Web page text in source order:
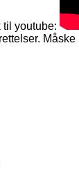
youtube: